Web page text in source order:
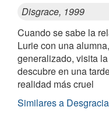
Disgrace, 1999
Cuando se sabe la
Lurie con una
generalizado, visita
descubre en una
realidad más cruel
Similares a Desgracia